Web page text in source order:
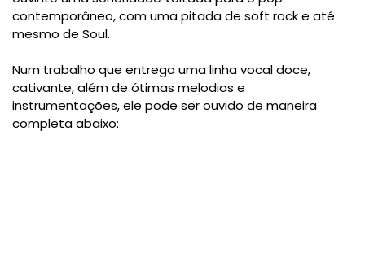
contemporâneo, com uma pitada de soft rock e até
mesmo de Soul.
Num trabalho que entrega uma linha vocal doce,
cativante, além de ótimas melodias e
instrumentações, ele pode ser ouvido de maneira
completa abaixo: